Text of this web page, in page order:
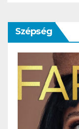
Szépség